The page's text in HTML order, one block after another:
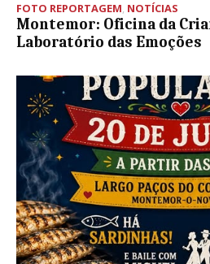
FOTO REPORTAGEM, NOTÍCIAS
Montemor: Oficina da
Laboratório das Emoções